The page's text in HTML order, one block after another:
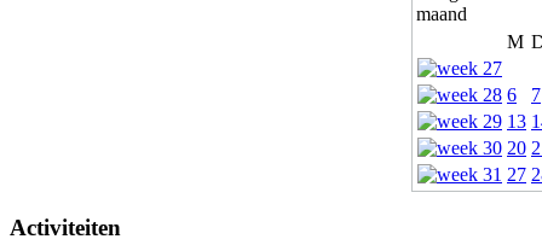
M
6
7
13
20
27
Activiteiten